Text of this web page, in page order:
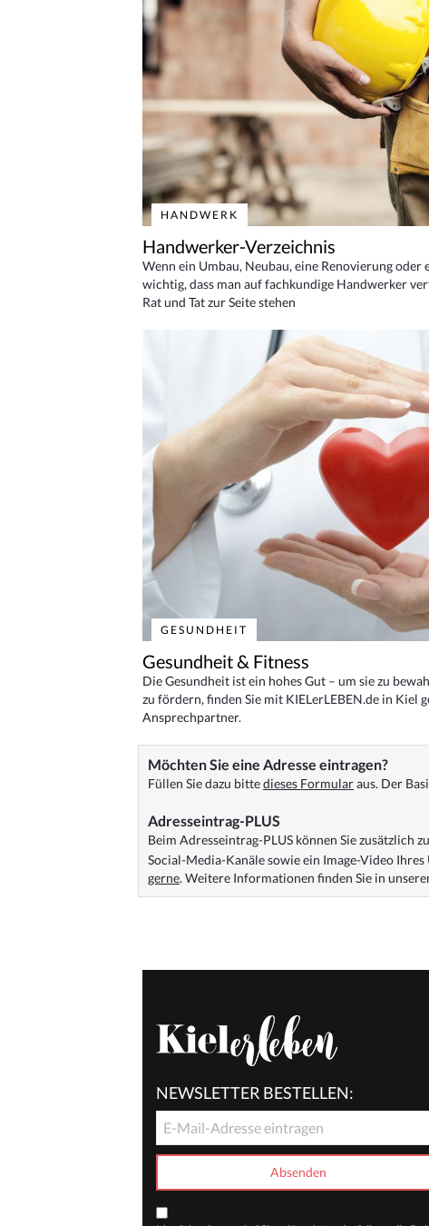
HANDWERK
Handwerker-Verzeichnis
Wenn ein Umbau, Neubau, eine Renovierung oder
wichtig, dass man auf fachkundige Handwerker
Rat und Tat zur Seite stehen
GESUNDHEIT
Gesundheit & Fitness
Die Gesundheit ist ein hohes Gut – um sie zu
zu fördern, finden Sie mit KIELerLEBEN.de in Kiel
Ansprechpartner.
Möchten Sie eine Adresse eintragen?
Füllen Sie dazu bittedieses Formularaus. Der
Adresseintrag-PLUS
Beim Adresseintrag-PLUS können Sie zusätzlich
Social-Media-Kanäle sowie ein Image-Video
gerne. Weitere Informationen finden Sie in
NEWSLETTER BESTELLEN: